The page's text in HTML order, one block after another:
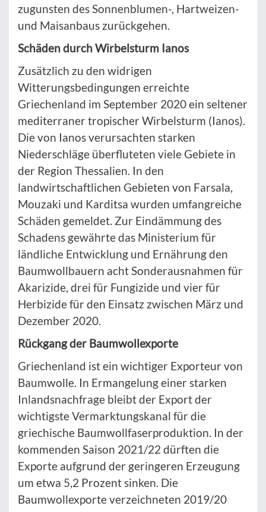
zugunsten des Sonnenblumen-, Hartweizen-
und Maisanbaus zurückgehen.
Schäden durch Wirbelsturm Ianos
Zusätzlich zu den widrigen
Witterungsbedingungen erreichte
Griechenland im September 2020 ein seltener
mediterraner tropischer Wirbelsturm (Ianos).
Die von Ianos verursachten starken
Niederschlä­ge überfluteten viele Gebiete in
der Region Thessalien. In den
landwirtschaftlichen Gebieten von Farsala,
Mouzaki und Karditsa wurden umfangreiche
Schäden gemeldet. Zur Eindämmung des
Schadens gewährte das Ministerium für
ländliche Entwicklung und Ernährung den
Baumwollbauern acht Sonderausnahmen für
Akarizide, drei für Fungizide und vier für
Herbizide für den Einsatz zwischen März und
Dezember 2020.
Rückgang der Baumwollexporte
Griechenland ist ein wichtiger Exporteur von
Baumwolle. In Ermangelung einer starken
Inlandsnachfrage bleibt der Export der
wichtigste Vermarktungskanal für die
griechische Baumwollfaserproduktion. In der
kommenden Saison 2021/22 dürften die
Exporte aufgrund der geringeren Erzeugung
um etwa 5,2 Prozent sinken. Die
Baumwollexporte verzeichneten 2019/20